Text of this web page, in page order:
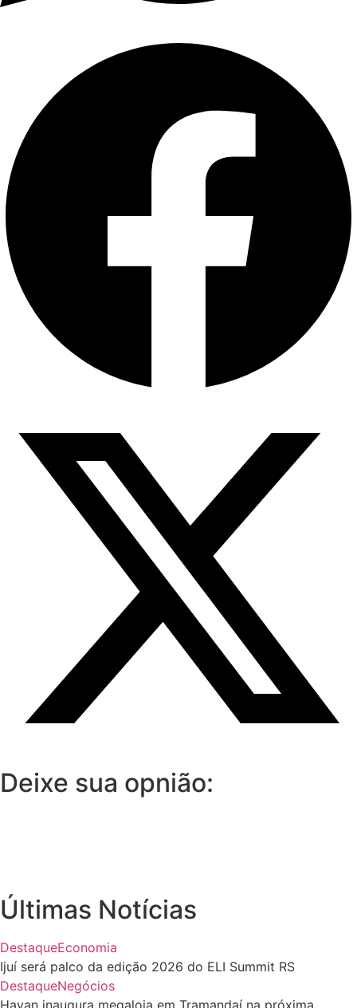
Deixe sua opnião:
Últimas Notícias
DestaqueEconomia
Ijuí será palco da edição 2026 do ELI Summit RS
DestaqueNegócios
Havan inaugura megaloja em Tramandaí na próxima